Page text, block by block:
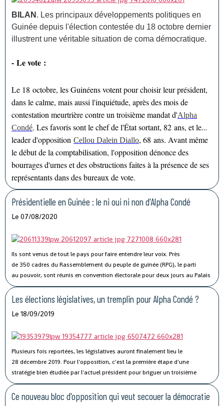
BILAN . Les principaux développements politiques en
Guinée depuis l'élection contestée du 18 octobre dernier
illustrent une véritable situation de coma démocratique.
- Le vote :
Le 18 octobre, les Guinéens votent pour choisir leur président,
dans le calme, mais aussi l'inquiétude, après des mois de
contestation meurtrière contre un troisième mandat d'Alpha
Condé. Les favoris sont le chef de l'État sortant, 82 ans, et le
leader d'opposition Cellou Dalein Diallo, 68 ans. Avant même
le début de la comptabilisation, l'opposition dénonce des
bourrages d'urnes et des obstructions faites à la présence de ses
représentants dans des bureaux de vote.
Présidentielle en Guinée : le ni oui ni non d'Alpha Condé
Le 07/08/2020
Ils sont venus de tout le pays pour faire entendre leur voix. Près
de 350 cadres du Rassemblement du peuple de guinée (RPG), le parti
au pouvoir, sont réunis en convention électorale pour deux jours au Palais
du Peuple, siège de l'Assemblée nationale à Conakry, avec un seul objectif
affiché : désigner leur candidat pour la prochaine élection présidentielle
Les élections législatives, un tremplin pour Alpha Condé ?
Le 18/09/2019
Plusieurs fois reportées, les législatives auront finalement lieu le
28 décembre 2019. Pour l'opposition, c'est la première étape d'une
stratégie bien étudiée par l'actuel président pour briguer un troisième
mandat.Le Point Afrique (avec AFP)
Ce nouveau bloc d'opposition qui veut secouer la démocratie